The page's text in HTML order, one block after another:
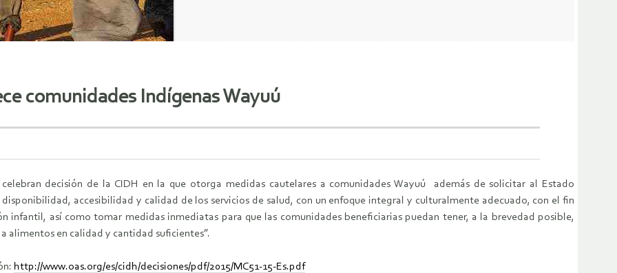
comunidades Indígenas Wayuú
celebran decisión de la CIDH en la que otorga medidas cautelares a comunidades Wayuú además de solicitar al Estado
disponibilidad, accesibilidad y calidad de los servicios de salud, con un enfoque integral y culturalmente adecuado, con el fin
infantil, así como tomar medidas inmediatas para que las comunidades beneficiarias puedan tener, a la brevedad posible,
alimentos en calidad y cantidad suficientes”.
http://www.oas.org/es/cidh/decisiones/pdf/2015/MC51-15-Es.pdf